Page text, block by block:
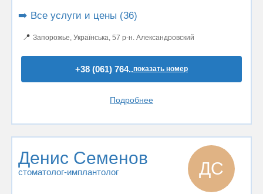
➡️ Все услуги и цены (36)
📍 Запорожье, Українська, 57 р-н. Александровский
+38 (061) 764..показать номер
Подробнее
Денис Семенов
стоматолог-имплантолог ДС